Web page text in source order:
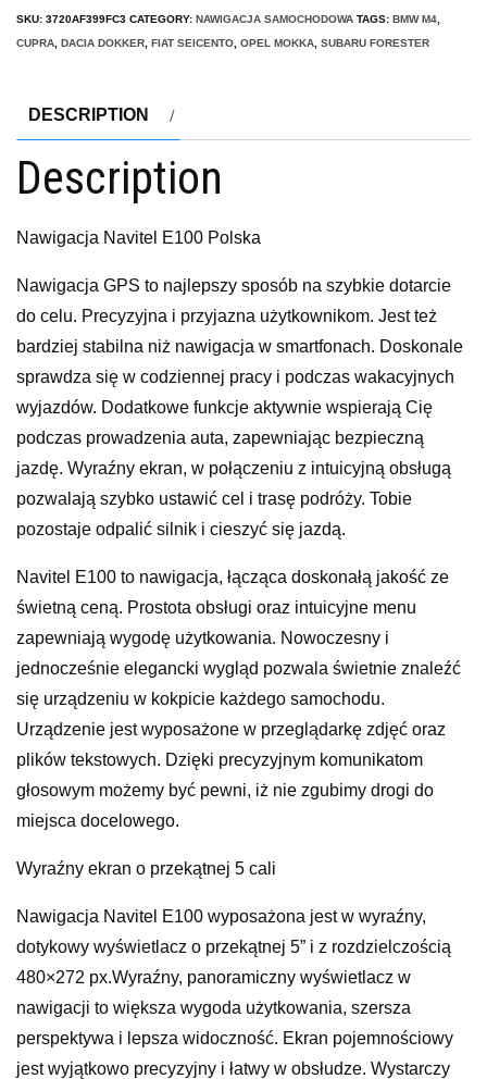
SKU: 3720AF399FC3 CATEGORY: NAWIGACJA SAMOCHODOWA TAGS: BMW M4
CUPRA DACIA DOKKER FIAT SEICENTO OPEL MOKKA SUBARU FORESTER
DESCRIPTION
Description
Nawigacja Navitel E100 Polska
Nawigacja GPS to najlepszy sposób na szybkie dotarcie
do celu. Precyzyjna i przyjazna użytkownikom. Jest też
bardziej stabilna niż nawigacja w smartfonach. Doskonale
sprawdza się w codziennej pracy i podczas wakacyjnych
wyjazdów. Dodatkowe funkcje aktywnie wspierają Cię
podczas prowadzenia auta, zapewniając bezpieczną
jazdę. Wyraźny ekran, w połączeniu z intuicyjną obsługą
pozwalają szybko ustawić cel i trasę podróży. Tobie
pozostaje odpalić silnik i cieszyć się jazdą.
Navitel E100 to nawigacja, łącząca doskonałą jakość ze
świetną ceną. Prostota obsługi oraz intuicyjne menu
zapewniają wygodę użytkowania. Nowoczesny i
jednocześnie elegancki wygląd pozwala świetnie znaleźć
się urządzeniu w kokpicie każdego samochodu.
Urządzenie jest wyposażone w przeglądarkę zdjęć oraz
plików tekstowych. Dzięki precyzyjnym komunikatom
głosowym możemy być pewni, iż nie zgubimy drogi do
miejsca docelowego.
Wyraźny ekran o przekątnej 5 cali
Nawigacja Navitel E100 wyposażona jest w wyraźny,
dotykowy wyświetlacz o przekątnej 5” i z rozdzielczością
480×272 px.Wyraźny, panoramiczny wyświetlacz w
nawigacji to większa wygoda użytkowania, szersza
perspektywa i lepsza widoczność. Ekran pojemnościowy
jest wyjątkowo precyzyjny i łatwy w obsłudze. Wystarczy